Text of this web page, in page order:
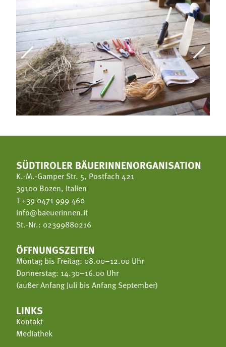
SÜDTIROLER BÄUERINNENORGANISATION
K.-M.-Gamper Str. 5, Postfach 421
39100 Bozen, Italien
T+39 0471 999 460
info@baeuerinnen.it
St.-Nr.: 02399880216
ÖFFNUNGSZEITEN
Montag bis Freitag: 08.00–12.00 Uhr
Donnerstag: 14.30–16.00 Uhr
(außer Anfang Juli bis Anfang September)
LINKS
Kontakt
Mediathek